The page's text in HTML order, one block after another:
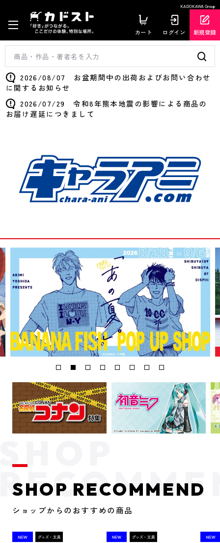
KADOKAWA Group
カート ログイン 新規登録
2026/08/07 お盆期間中の出荷およびお問い合わせ
に関するお知らせ
2026/07/29 令和8年熊本地震の影響による商品の
お届け遅延につきまして
SHOP RECOMMEND
ショップからのおすすめの商品